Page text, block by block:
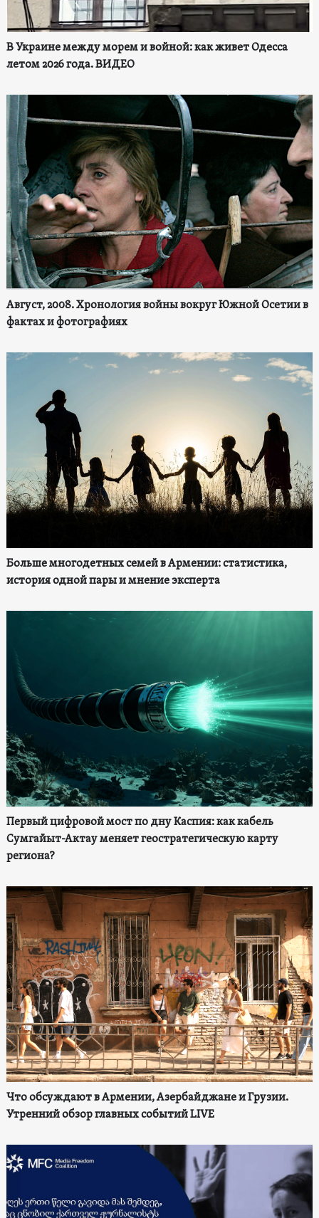
В Украине между морем и войной: как живет Одесса
летом 2026 года. ВИДЕО
Август, 2008. Хронология войны вокруг Южной Осетии в
фактах и фотографиях
Больше многодетных семей в Армении: статистика,
история одной пары и мнение эксперта
Первый цифровой мост по дну Каспия: как кабель
Сумгайыт-Актау меняет геостратегическую карту
региона?
Что обсуждают в Армении, Азербайджане и Грузии.
Утренний обзор главных событий LIVE